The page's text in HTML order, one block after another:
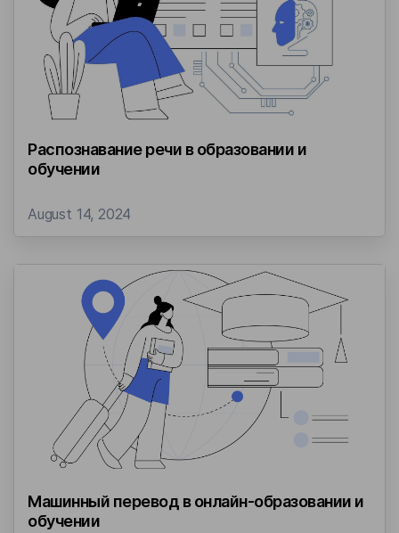
Бизнес-кейсы
Распознавание речи в образовании и
обучении
August 14, 2024
Машинный перевод в онлайн-образовании и
обучении